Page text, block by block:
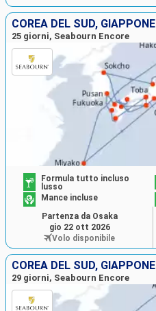
COREA DEL SUD, GIAPPONE
25 giorni, Seabourn Encore
Formula tutto incluso
lusso
Mance incluse
Partenza da Osaka
gio 22 ott 2026
Volo disponibile
COREA DEL SUD, GIAPPONE
29 giorni, Seabourn Encore